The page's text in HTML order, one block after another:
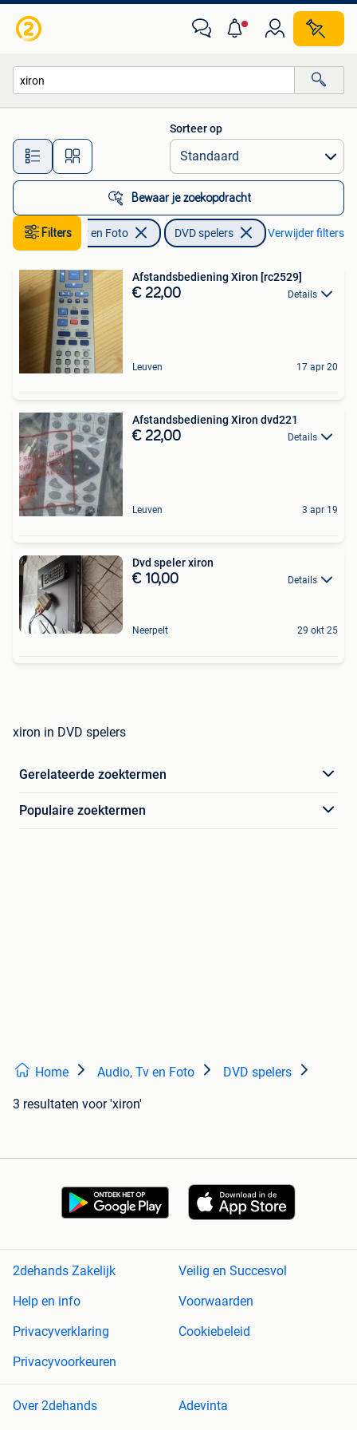
Alle afstanden…
Sorteer op
Bewaar je zoekopdracht
Filters
Audio, Tv en Foto DVD spelers Verwijder filters
Afstandsbediening Xiron [rc2529]
€ 22,00 Details
Leuven 17 apr 20
Afstandsbediening Xiron dvd221
€ 22,00 Details
Leuven 3 apr 19
Dvd speler xiron
€ 10,00 Details
Neerpelt 29 okt 25
xiron in DVD spelers
Gerelateerde zoektermen
Populaire zoektermen
Home Audio, Tv en Foto DVD spelers
3 resultaten voor 'xiron'
2dehands Zakelijk
Veilig en Succesvol
Help en info
Voorwaarden
Privacyverklaring
Cookiebeleid
Privacyvoorkeuren
Over 2dehands
Adevinta